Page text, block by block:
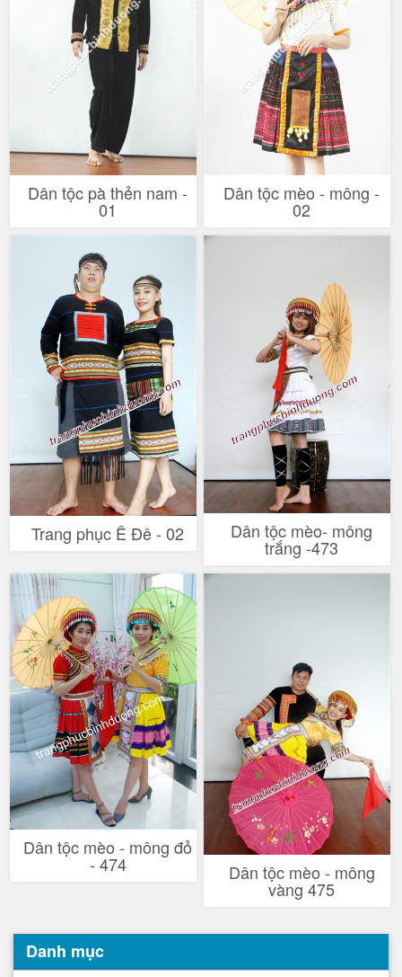
Dân tộc pà thẻn nam -
01
Dân tộc mèo - mông -
02
Trang phục Ê Đê - 02 Dân tộc mèo- mông
trắng -473
Dân tộc mèo - mông đỏ
- 474 Dân tộc mèo - mông
vàng 475
Danh mục